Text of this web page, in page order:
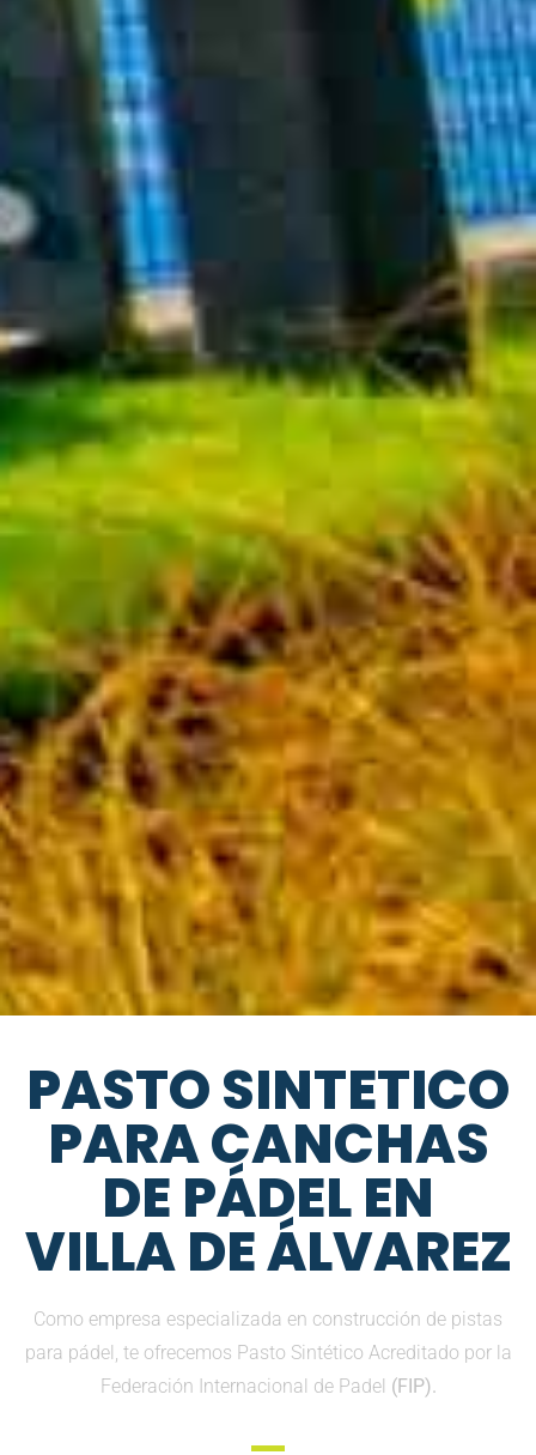
PASTO SINTETICO
PARA CANCHAS
DE PÁDEL EN
VILLA DE ÁLVAREZ
Como empresa especializada en construcción de pistas
para pádel, te ofrecemos Pasto Sintético Acreditado por la
Federación Internacional de Padel (FIP).